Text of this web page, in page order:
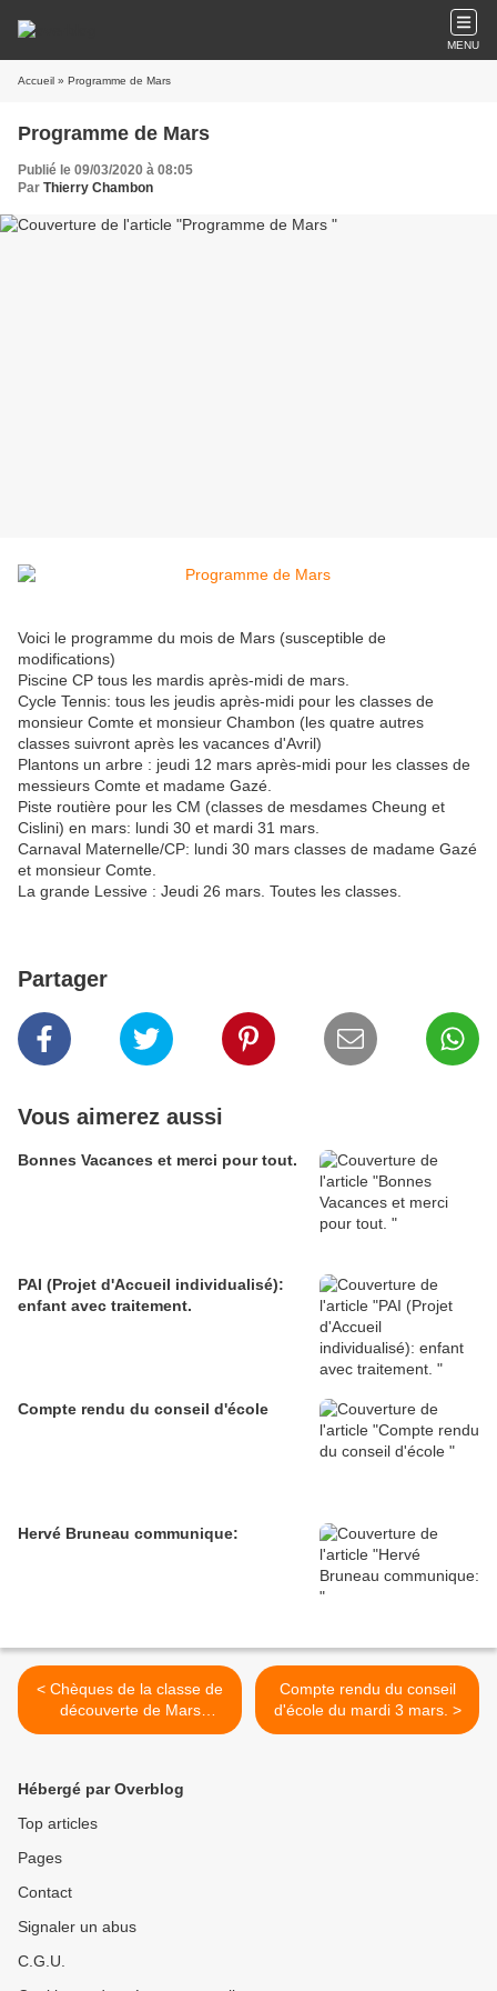
MENU
Accueil » Programme de Mars
Programme de Mars
Publié le 09/03/2020 à 08:05
Par Thierry Chambon
Voici le programme du mois de Mars (susceptible de
modifications)
Piscine CP tous les mardis après-midi de mars.
Cycle Tennis: tous les jeudis après-midi pour les classes de
monsieur Comte et monsieur Chambon (les quatre autres
classes suivront après les vacances d'Avril)
Plantons un arbre : jeudi 12 mars après-midi pour les classes de
messieurs Comte et madame Gazé.
Piste routière pour les CM (classes de mesdames Cheung et
Cislini) en mars: lundi 30 et mardi 31 mars.
Carnaval Maternelle/CP: lundi 30 mars classes de madame Gazé
et monsieur Comte.
La grande Lessive : Jeudi 26 mars. Toutes les classes.
Partager
Vous aimerez aussi
Bonnes Vacances et merci pour tout.
PAI (Projet d'Accueil individualisé):
enfant avec traitement.
Compte rendu du conseil d'école
Hervé Bruneau communique:
< Chèques de la classe de
découverte de Mars
déposés
Compte rendu du conseil
d'école du mardi 3 mars. >
Hébergé par Overblog
Top articles
Pages
Contact
Signaler un abus
C.G.U.